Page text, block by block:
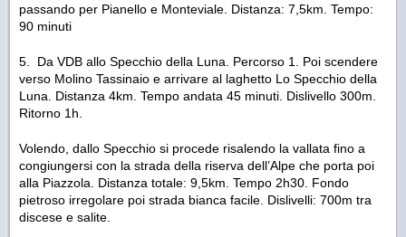
passando per Pianello e Monteviale. Distanza: 7,5km. Tempo:
90 minuti
5. Da VDB allo Specchio della Luna. Percorso 1. Poi scendere
verso Molino Tassinaio e arrivare al laghetto Lo Specchio della
Luna. Distanza 4km. Tempo andata 45 minuti. Dislivello 300m.
Ritorno 1h.
Volendo, dallo Specchio si procede risalendo la vallata fino a
congiungersi con la strada della riserva dell’Alpe che porta poi
alla Piazzola. Distanza totale: 9,5km. Tempo 2h30. Fondo
pietroso irregolare poi strada bianca facile. Dislivelli: 700m tra
discese e salite.